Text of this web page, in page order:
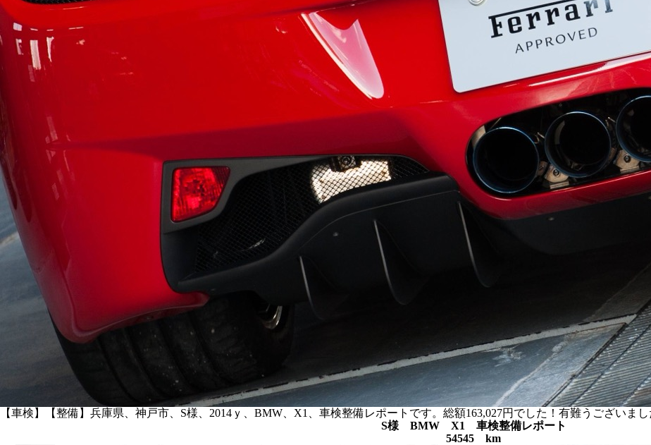
【車検】【整備】兵庫県、神戸市、S様、2014ｙ、BMW、X1、車検整備レポートです。総額163,027円でした！有難うございまし
S様 BMW X1 車検整備レポート
54545 km